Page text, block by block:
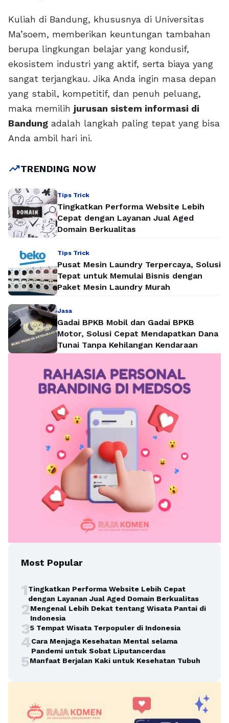
Kuliah di Bandung, khususnya di Universitas
Ma’soem, memberikan keuntungan tambahan
berupa lingkungan belajar yang kondusif,
ekosistem industri yang aktif, serta biaya yang
sangat terjangkau. Jika Anda ingin masa depan
yang stabil, kompetitif, dan penuh peluang,
maka memilih jurusan sistem informasi di
Bandung adalah langkah paling tepat yang bisa
Anda ambil hari ini.
trending_upTRENDING NOW
Tips Trick
Tingkatkan Performa Website Lebih
Cepat dengan Layanan Jual Aged
Domain Berkualitas
Tips Trick
Pusat Mesin Laundry Terpercaya, Solusi
Tepat untuk Memulai Bisnis dengan
Paket Mesin Laundry Murah
Jasa
Gadai BPKB Mobil dan Gadai BPKB
Motor, Solusi Cepat Mendapatkan Dana
Tunai Tanpa Kehilangan Kendaraan
Most Popular
1Tingkatkan Performa Website Lebih Cepat
dengan Layanan Jual Aged Domain Berkualitas
2Mengenal Lebih Dekat tentang Wisata Pantai di
Indonesia
35 Tempat Wisata Terpopuler di Indonesia
4Cara Menjaga Kesehatan Mental selama
Pandemi untuk Sobat Liputancerdas
5Manfaat Berjalan Kaki untuk Kesehatan Tubuh